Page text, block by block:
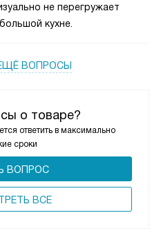
о товаре?
ответить в максимально
сроки
ВОПРОС
ВСЕ
не перегружает
кухне.
ВОПРОСЫ